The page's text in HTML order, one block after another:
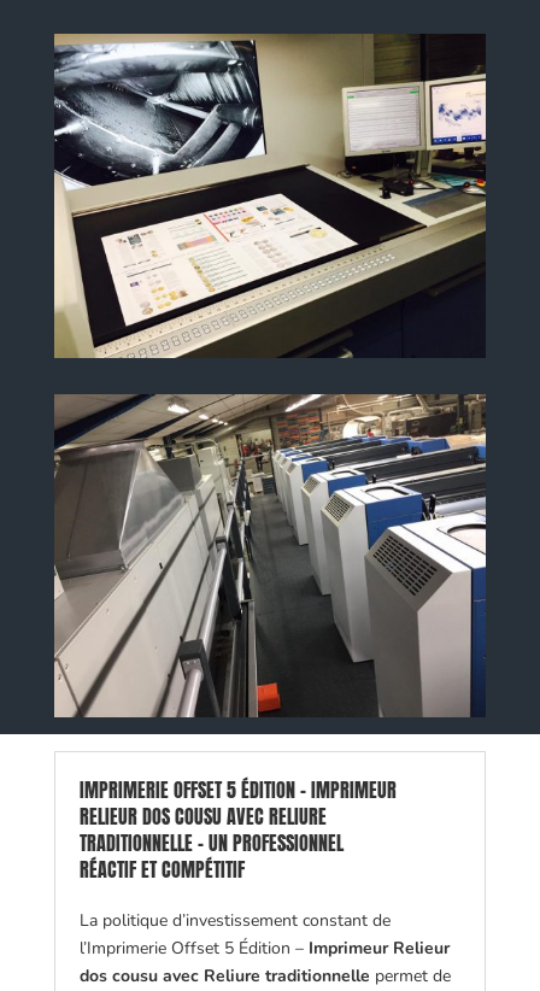
IMPRIMERIE OFFSET 5 ÉDITION - IMPRIMEUR
RELIEUR DOS COUSU AVEC RELIURE
TRADITIONNELLE - UN PROFESSIONNEL
RÉACTIF ET COMPÉTITIF
La politique d’investissement constant de
l’Imprimerie Offset 5 Édition – Imprimeur Relieur
dos cousu avec Reliure traditionnelle permet de